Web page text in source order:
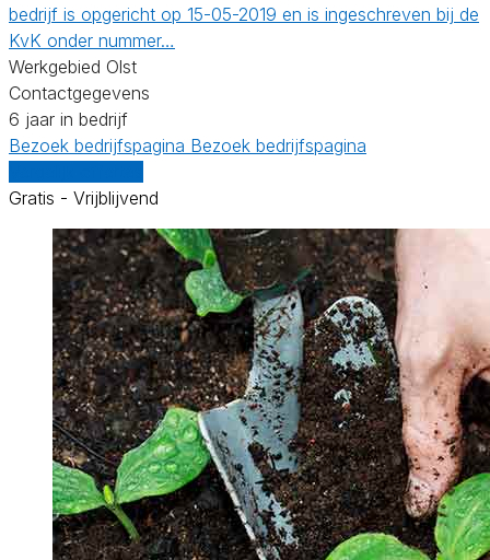
bedrijf is opgericht op 15-05-2019 en is ingeschreven bij de
KvK onder nummer…
Werkgebied Olst
Contactgegevens
6 jaar in bedrijf
Bezoek bedrijfspagina Bezoek bedrijfspagina
Gratis - Vrijblijvend